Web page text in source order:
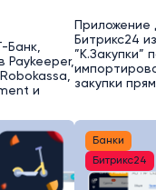
Банк,
Paykeeper,
и
Приложение
Битрикс24
”К.Закупки”
закупки
Банки
Битрикс24